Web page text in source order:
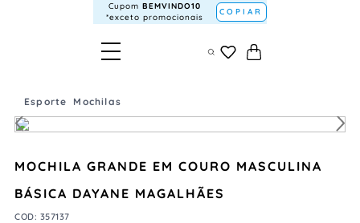
Cupom BEMVINDO10
*exceto promocionais
COPIAR
Esporte Mochilas
MOCHILA GRANDE EM COURO MASCULINA
BÁSICA DAYANE MAGALHÃES
COD: 357137